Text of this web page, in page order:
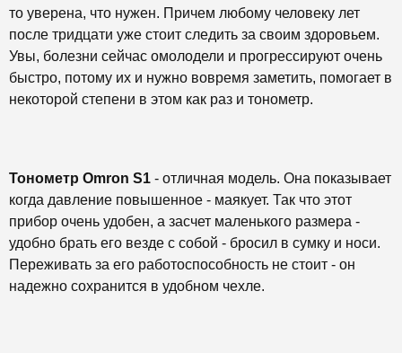
то уверена, что нужен. Причем любому человеку лет
после тридцати уже стоит следить за своим здоровьем.
Увы, болезни сейчас омолодели и прогрессируют очень
быстро, потому их и нужно вовремя заметить, помогает в
некоторой степени в этом как раз и тонометр.
Тонометр Omron S1 - отличная модель. Она показывает
когда давление повышенное - маякует. Так что этот
прибор очень удобен, а засчет маленького размера -
удобно брать его везде с собой - бросил в сумку и носи.
Переживать за его работоспособность не стоит - он
надежно сохранится в удобном чехле.